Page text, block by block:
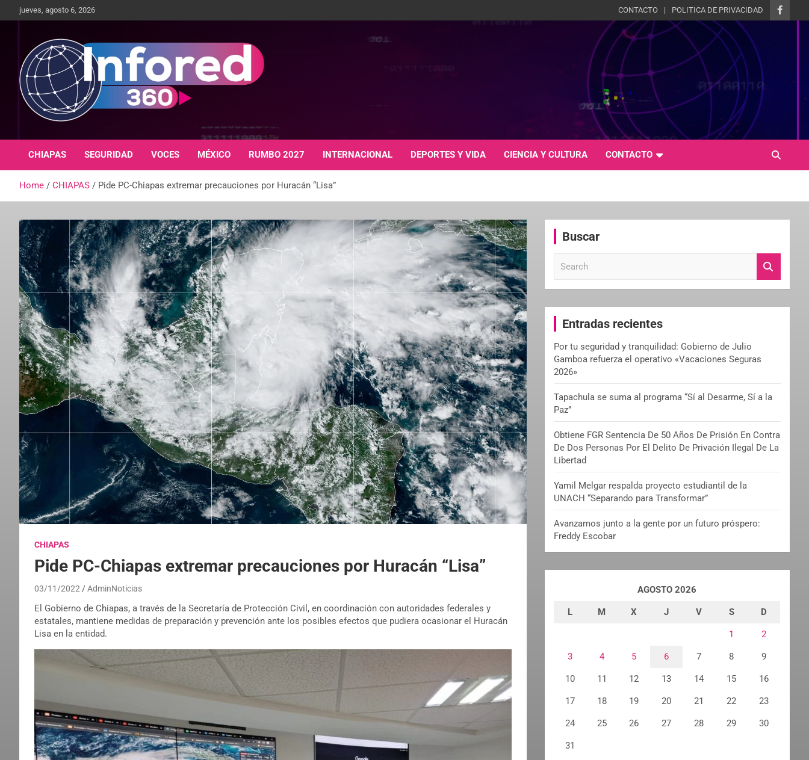
jueves, agosto 6, 2026 CONTACTO POLITICA DE PRIVACIDAD
infored360.mx
CHIAPAS SEGURIDAD VOCES MÉXICO RUMBO 2027 INTERNACIONAL DEPORTES Y VIDA CIENCIA Y CULTURA CONTACTO
Home CHIAPAS Pide PC-Chiapas extremar precauciones por Huracán “Lisa”
CHIAPAS
Pide PC-Chiapas extremar precauciones por Huracán “Lisa”
03/11/2022 AdminNoticias
El Gobierno de Chiapas, a través de la Secretaría de Protección Civil, en coordinación con autoridades federales y
estatales, mantiene medidas de preparación y prevención ante los posibles efectos que pudiera ocasionar el Huracán
Lisa en la entidad.
Buscar
c
Entradas recientes
Por tu seguridad y tranquilidad: Gobierno de Julio
Gamboa refuerza el operativo «Vacaciones Seguras
2026»
Tapachula se suma al programa “Sí al Desarme, Sí a la
Paz”
Obtiene FGR Sentencia De 50 Años De Prisión En Contra
De Dos Personas Por El Delito De Privación Ilegal De La
Libertad
Yamil Melgar respalda proyecto estudiantil de la
UNACH “Separando para Transformar”
Avanzamos junto a la gente por un futuro próspero:
Freddy Escobar
AGOSTO 2026
L M X J V S D
1 2
3 4 5 6 7 8 9
10 11 12 13 14 15 16
17 18 19 20 21 22 23
24 25 26 27 28 29 30
31